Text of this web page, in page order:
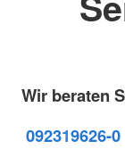
Wir beraten
092319626-0